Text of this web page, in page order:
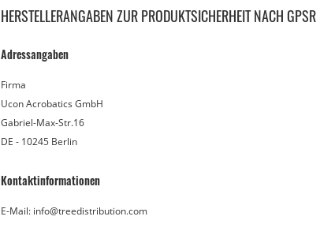
HERSTELLERANGABEN ZUR PRODUKTSICHERHEIT NACH GPSR
Adressangaben
Firma
Ucon Acrobatics GmbH
Gabriel-Max-Str.16
DE - 10245 Berlin
Kontaktinformationen
E-Mail: info@treedistribution.com